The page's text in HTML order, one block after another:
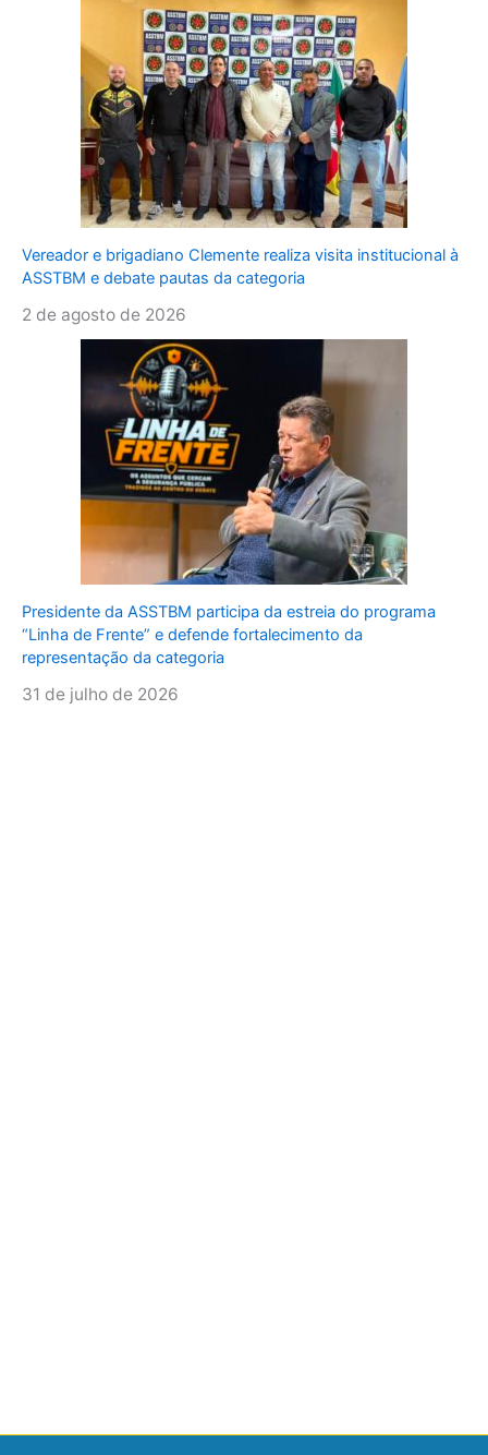
Vereador e brigadiano Clemente realiza visita institucional à
ASSTBM e debate pautas da categoria
2 de agosto de 2026
Presidente da ASSTBM participa da estreia do programa
“Linha de Frente” e defende fortalecimento da
representação da categoria
31 de julho de 2026